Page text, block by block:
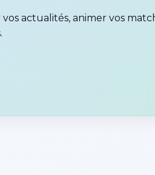
actualités, animer vos